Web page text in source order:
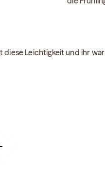
diese Leichtigkeit und ihr
more